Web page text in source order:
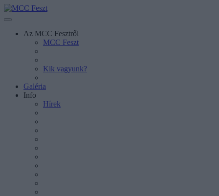
Az MCC Fesztről
MCC Feszt
Kik vagyunk?
Galéria
Info
Hírek